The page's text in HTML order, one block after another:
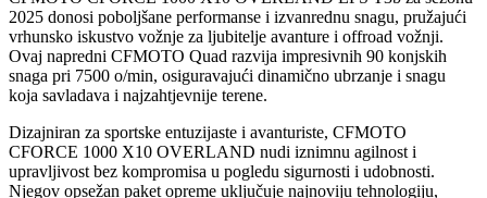
2025 donosi poboljšane performanse i izvanrednu snagu, pružajući
vrhunsko iskustvo vožnje za ljubitelje avanture i offroad vožnji.
Ovaj napredni CFMOTO Quad razvija impresivnih 90 konjskih
snaga pri 7500 o/min, osiguravajući dinamično ubrzanje i snagu
koja savladava i najzahtjevnije terene.
Dizajniran za sportske entuzijaste i avanturiste, CFMOTO
CFORCE 1000 X10 OVERLAND nudi iznimnu agilnost i
upravljivost bez kompromisa u pogledu sigurnosti i udobnosti.
Njegov opsežan paket opreme uključuje najnoviju tehnologiju,